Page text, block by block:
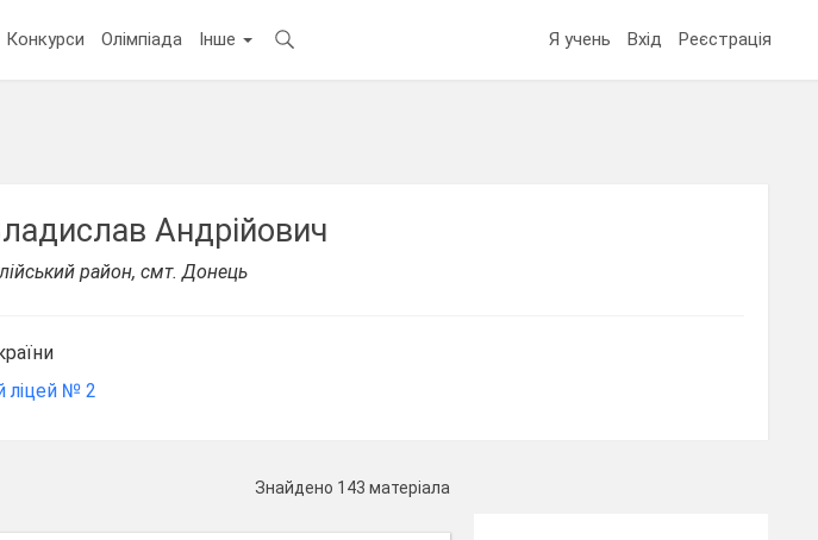
Конкурси Олімпіада Інше Я учень Вхід Реєстрація
Андрійович
район, смт. Донець
ліцей № 2
Знайдено 143 матеріала